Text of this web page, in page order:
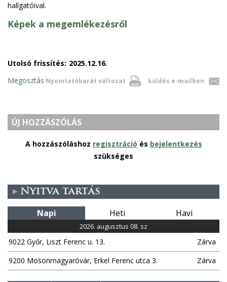
hallgatóival.
Képek a megemlékezésről
Utolsó frissítés: 2025.12.16.
Nyomtatóbarát változat küldés e-mailben
Megosztás
ÚJ HOZZÁSZÓLÁS
A hozzászóláshoz regisztráció és bejelentkezés
szükséges
Nyitva tartás
Napi Heti Havi
2026. augusztus 08. sz
9022 Győr, Liszt Ferenc u. 13.
Zárva
9200 Mosonmagyaróvár, Erkel Ferenc utca 3.
Zárva